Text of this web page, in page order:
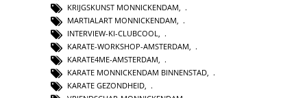
KRIJGSKUNST MONNICKENDAM
MARTIALART MONNICKENDAM
INTERVIEW-KI-CLUBCOOL
KARATE-WORKSHOP-AMSTERDAM
KARATE4ME-AMSTERDAM
KARATE MONNICKENDAM BINNENSTAD
KARATE GEZONDHEID